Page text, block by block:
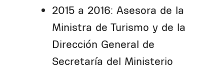
2015 a 2016: Asesora de la
Ministra de Turismo y de la
Dirección General de
Secretaría del Ministerio